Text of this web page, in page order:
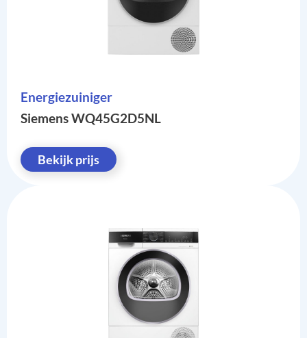
Energiezuiniger
Siemens WQ45G2D5NL
Bekijk prijs